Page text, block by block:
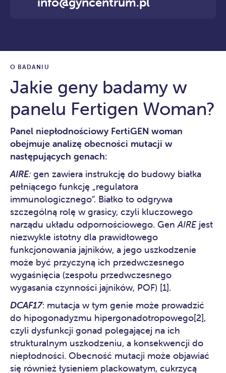
O BADANIU
Jakie geny badamy w
panelu Fertigen Woman?
Panel niepłodnościowy FertiGEN woman
obejmuje analizę obecności mutacji w
następujących genach:
AIRE: gen zawiera instrukcję do budowy białka
pełniącego funkcję „regulatora
immunologicznego”. Białko to odgrywa
szczególną rolę w grasicy, czyli kluczowego
narządu układu odpornościowego. GenAIREjest
niezwykle istotny dla prawidłowego
funkcjonowania jajników, a jego uszkodzenie
może być przyczyną ich przedwczesnego
wygaśnięcia (zespołu przedwczesnego
wygasania czynności jajników, POF) [1].
DCAF17: mutacja w tym genie może prowadzić
do hipogonadyzmu hipergonadotropowego[2],
czyli dysfunkcji gonad polegającej na ich
strukturalnym uszkodzeniu, a konsekwencji do
niepłodności. Obecność mutacji może objawiać
się również łysieniem plackowatym, cukrzycą